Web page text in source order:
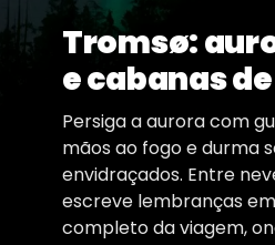
Tromsø:
e cabanas
Persiga a aurora com
mãos ao fogo e durma
envidraçados. Entre
escreve lembranças
completo da viagem,